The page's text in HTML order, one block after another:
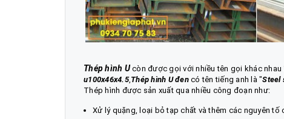
Thép hình U còn được gọi với nhiều tên gọi khác nhau
u100x46x4.5, Thép hình U đencó tên tiếng anh là "Steel
Thép hình được sản xuất qua nhiều công đoạn như:
Xử lý quặng, loại bỏ tạp chất và thêm các nguyên tố